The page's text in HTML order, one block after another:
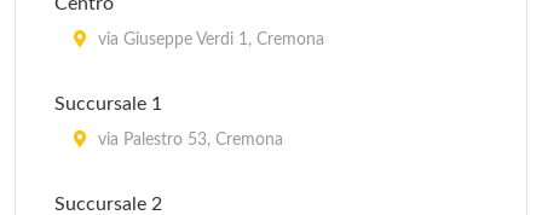
via Giuseppe Verdi 1, Cremona
Succursale 1
via Palestro 53, Cremona
Succursale 2